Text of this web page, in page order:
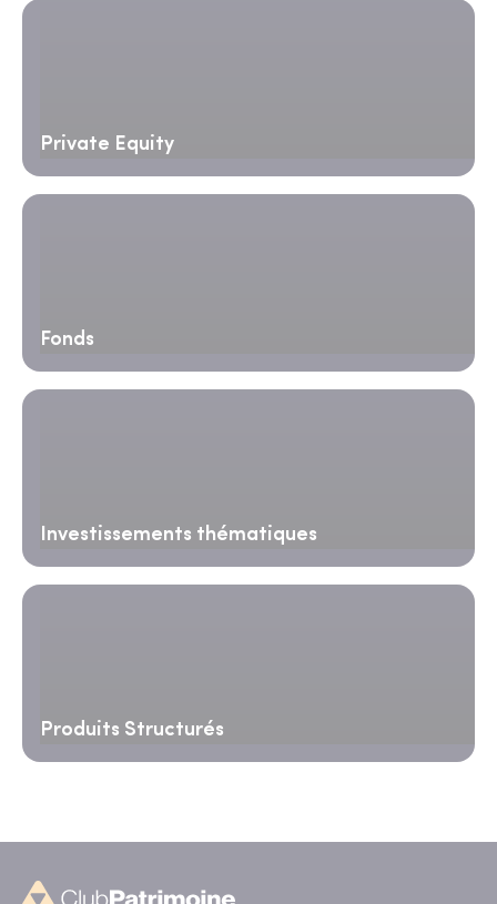
Private Equity
Fonds
Investissements thématiques
Produits Structurés